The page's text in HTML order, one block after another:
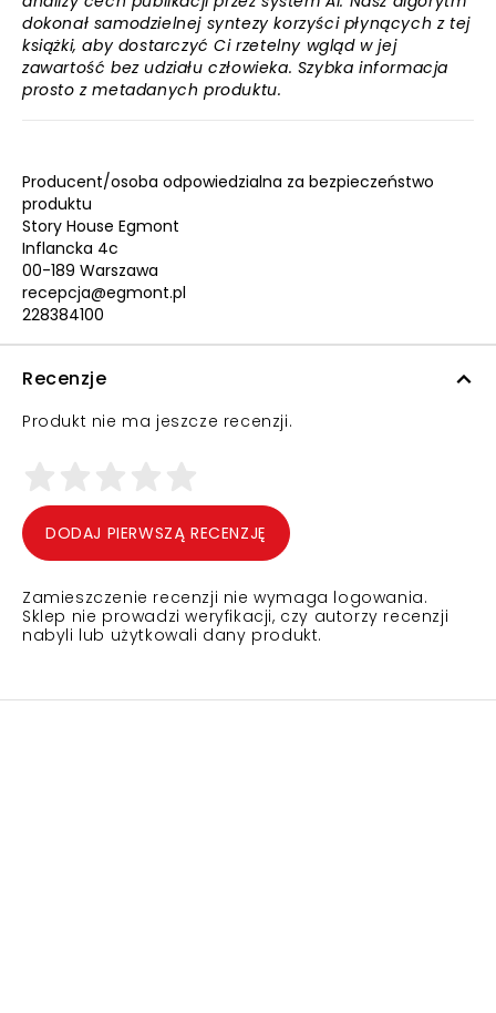
dokonał samodzielnej syntezy korzyści płynących z tej
książki, aby dostarczyć Ci rzetelny wgląd w jej
zawartość bez udziału człowieka. Szybka informacja
prosto z metadanych produktu.
Producent/osoba odpowiedzialna za bezpieczeństwo
produktu
Story House Egmont
Inflancka 4c
00-189 Warszawa
recepcja@egmont.pl
228384100
Recenzje
Produkt nie ma jeszcze recenzji.
DODAJ PIERWSZĄ RECENZJĘ
Zamieszczenie recenzji nie wymaga logowania.
Sklep nie prowadzi weryfikacji, czy autorzy recenzji
nabyli lub użytkowali dany produkt.